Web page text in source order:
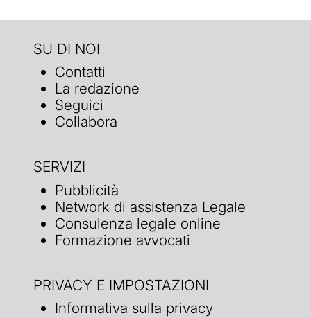
SU DI NOI
Contatti
La redazione
Seguici
Collabora
SERVIZI
Pubblicità
Network di assistenza Legale
Consulenza legale online
Formazione avvocati
PRIVACY E IMPOSTAZIONI
Informativa sulla privacy